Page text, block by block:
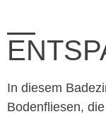
In diesem
Bodenfliesen,